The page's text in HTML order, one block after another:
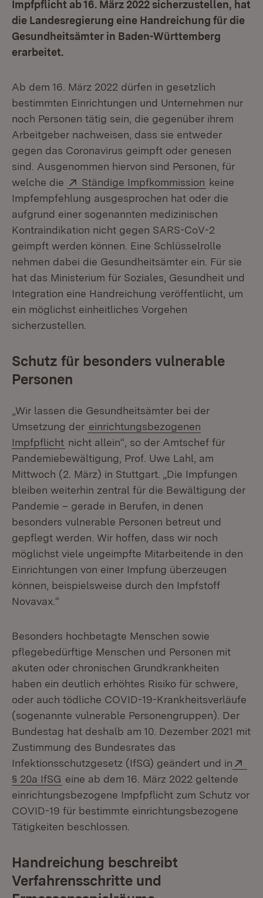
Impfpflicht ab 16. März 2022 sicherzustellen, hat
die Landesregierung eine Handreichung für die
Gesundheitsämter in Baden-Württemberg
erarbeitet.
Ab dem 16. März 2022 dürfen in gesetzlich
bestimmten Einrichtungen und Unternehmen nur
noch Personen tätig sein, die gegenüber ihrem
Arbeitgeber nachweisen, dass sie entweder
gegen das Coronavirus geimpft oder genesen
sind. Ausgenommen hiervon sind Personen, für
welche die
Extern:
Ständige Impfkommission (Öffnet in
keine
Impfempfehlung ausgesprochen hat oder die
aufgrund einer sogenannten medizinischen
Kontraindikation nicht gegen SARS-CoV-2
geimpft werden können. Eine Schlüsselrolle
nehmen dabei die Gesundheitsämter ein. Für sie
hat das Ministerium für Soziales, Gesundheit und
Integration eine Handreichung veröffentlicht, um
ein möglichst einheitliches Vorgehen
sicherzustellen.
Schutz für besonders vulnerable
Personen
„Wir lassen die Gesundheitsämter bei der
Umsetzung der einrichtungsbezogenen
Impfpflicht nicht allein“, so der Amtschef für
Pandemiebewältigung, Prof. Uwe Lahl, am
Mittwoch (2. März) in Stuttgart. „Die Impfungen
bleiben weiterhin zentral für die Bewältigung der
Pandemie – gerade in Berufen, in denen
besonders vulnerable Personen betreut und
gepflegt werden. Wir hoffen, dass wir noch
möglichst viele ungeimpfte Mitarbeitende in den
Einrichtungen von einer Impfung überzeugen
können, beispielsweise durch den Impfstoff
Novavax.“
Besonders hochbetagte Menschen sowie
pflegebedürftige Menschen und Personen mit
akuten oder chronischen Grundkrankheiten
haben ein deutlich erhöhtes Risiko für schwere,
oder auch tödliche COVID-19-Krankheitsverläufe
(sogenannte vulnerable Personengruppen). Der
Bundestag hat deshalb am 10. Dezember 2021 mit
Zustimmung des Bundesrates das
Infektionsschutzgesetz (IfSG) geändert und in
§ 20a IfSG (Öffnet in neuem Fenster)
eine ab dem 16. März 2022 geltende
einrichtungsbezogene Impfpflicht zum Schutz vor
COVID-19 für bestimmte einrichtungsbezogene
Tätigkeiten beschlossen.
Handreichung beschreibt
Verfahrensschritte und